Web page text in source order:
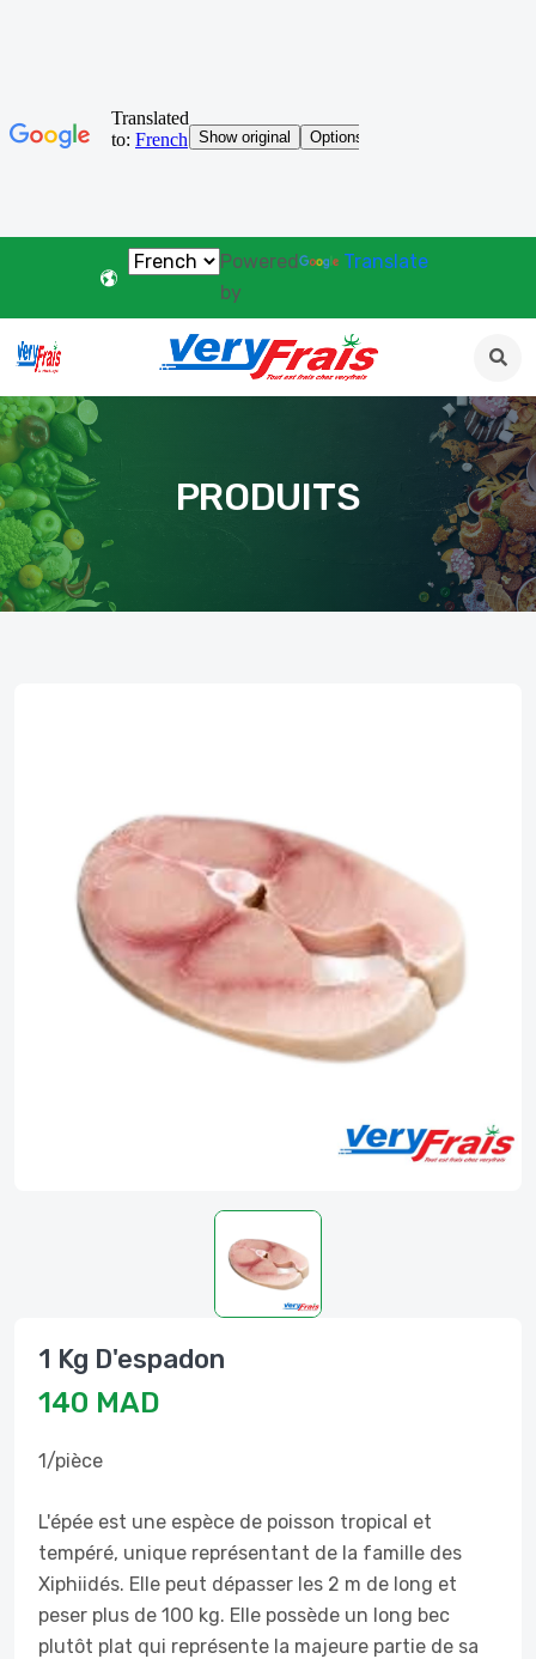
Powered
by
Translate
PRODUITS
1 Kg D'espadon
140 MAD
1/pièce
L'épée est une espèce de poisson tropical et
tempéré, unique représentant de la famille des
Xiphiidés. Elle peut dépasser les 2 m de long et
peser plus de 100 kg. Elle possède un long bec
plutôt plat qui représente la majeure partie de sa